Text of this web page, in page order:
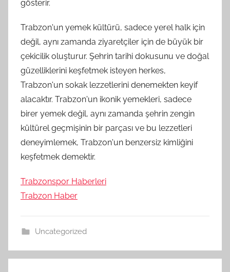
gösterir.
Trabzon'un yemek kültürü, sadece yerel halk için
değil, aynı zamanda ziyaretçiler için de büyük bir
çekicilik oluşturur. Şehrin tarihi dokusunu ve doğal
güzelliklerini keşfetmek isteyen herkes,
Trabzon'un sokak lezzetlerini denemekten keyif
alacaktır. Trabzon'un ikonik yemekleri, sadece
birer yemek değil, aynı zamanda şehrin zengin
kültürel geçmişinin bir parçası ve bu lezzetleri
deneyimlemek, Trabzon'un benzersiz kimliğini
keşfetmek demektir.
Trabzonspor Haberleri
Trabzon Haber
Uncategorized